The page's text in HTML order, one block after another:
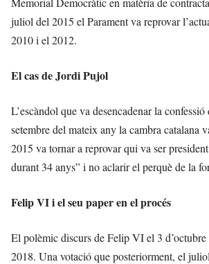
juliol del 2015 el Parament va reprovar
2010 i el 2012.
El cas de Jordi Pujol
L’escàndol que va desencadenar la
setembre del mateix any la cambra catalana
2015 va tornar a reprovar qui va ser
durant 34 anys” i no aclarir el perquè de la
Felip VI i el seu paper en el procés
El polèmic discurs de Felip VI el 3
2018. Una votació que posteriorment, el